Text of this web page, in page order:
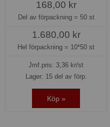
168,00 kr
Del av förpackning = 50 st
1.680,00 kr
Hel förpackning = 10*50 st
Jmf.pris: 3,36 kr/st
Lager: 15 del av förp.
Köp »